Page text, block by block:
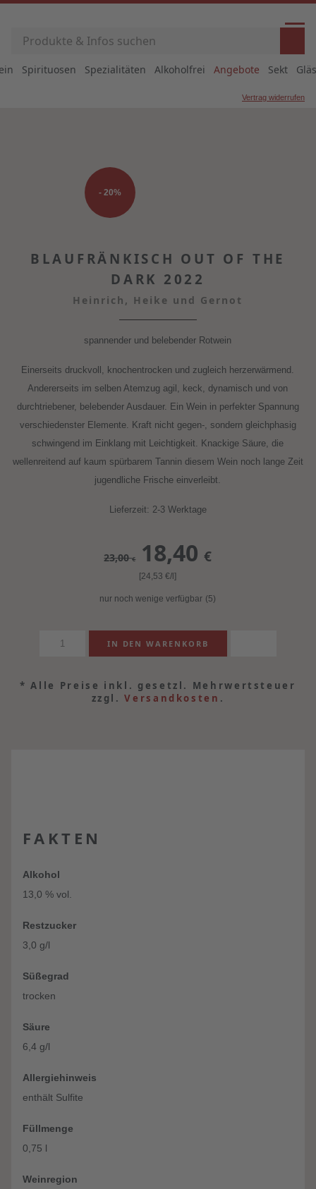
Spirituosen Spezialitäten Alkoholfrei Angebote Sekt
Vertrag widerrufen
- 20%
BLAUFRÄNKISCH OUT OF THE
DARK 2022
Heinrich, Heike und Gernot
spannender und belebender Rotwein
Einerseits druckvoll, knochentrocken und zugleich herzerwärmend.
Andererseits im selben Atemzug agil, keck, dynamisch und von
durchtriebener, belebender Ausdauer. Ein Wein in perfekter Spannung
verschiedenster Elemente. Kraft nicht gegen-, sondern gleichphasig
schwingend im Einklang mit Leichtigkeit. Knackige Säure, die
wellenreitend auf kaum spürbarem Tannin diesem Wein noch lange Zeit
jugendliche Frische einverleibt.
Lieferzeit: 2-3 Werktage
23,00€ 18,40 €
[24,53€/l]
nur noch wenige verfügbar (5)
* Alle Preise inkl. gesetzl. Mehrwertsteuer
zzgl.Versandkosten .
FAKTEN
Alkohol
13,0 % vol.
Restzucker
3,0 g/l
Süßegrad
trocken
Säure
6,4 g/l
Allergiehinweis
enthält Sulfite
Füllmenge
0,75 l
Weinregion